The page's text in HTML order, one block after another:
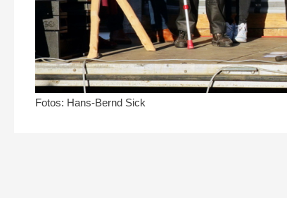
Fotos: Hans-Bernd Sick